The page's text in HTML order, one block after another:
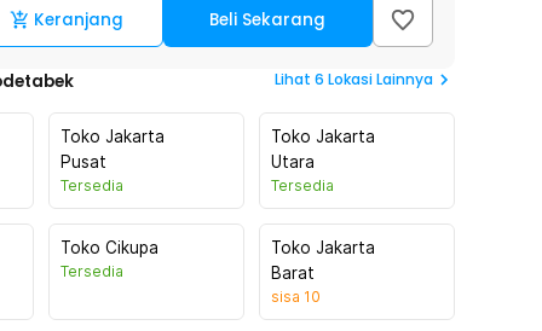
Keranjang Beli Sekarang
Lihat 6 Lokasi Lainnya
Toko Jakarta
Pusat
Tersedia
Toko Jakarta
Utara
Tersedia
Toko Cikupa
Tersedia
Toko Jakarta
Barat
sisa 10